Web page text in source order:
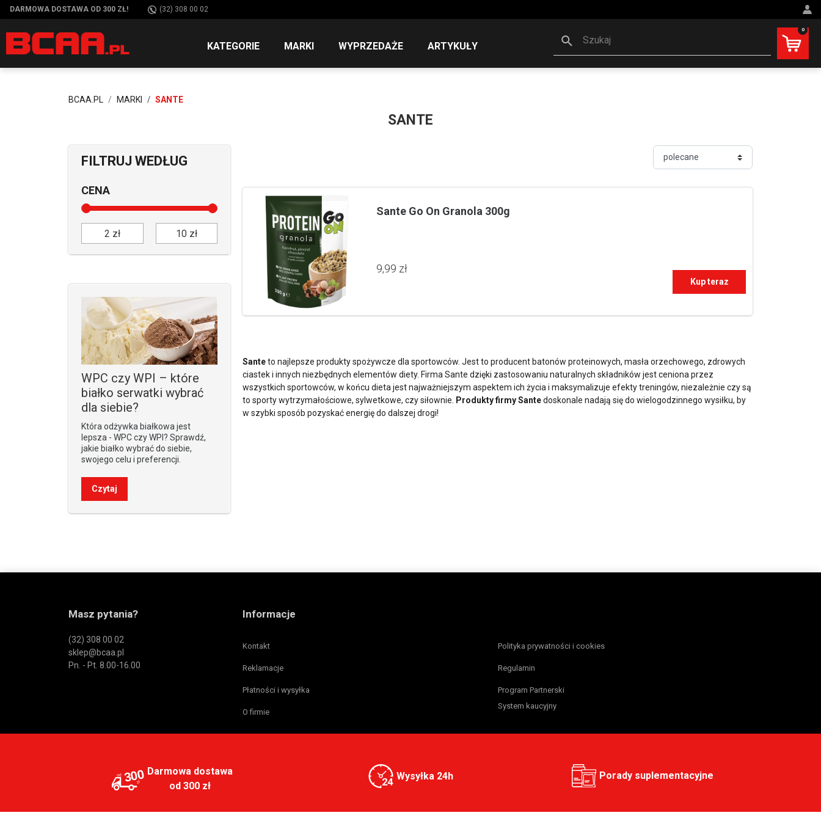
DARMOWA DOSTAWA OD 300 ZŁ! (32) 308 00 02
KATEGORIE MARKI WYPRZEDAŻE ARTYKUŁY
Szukaj
0
BCAA.PL MARKI SANTE
SANTE
FILTRUJ WEDŁUG
CENA
WPC czy WPI – które
białko serwatki wybrać
dla siebie?
Która odżywka białkowa jest
lepsza - WPC czy WPI? Sprawdź,
jakie białko wybrać do siebie,
swojego celu i preferencji.
Czytaj
Sante Go On Granola 300g
9,99 zł
Kup teraz
Santeto najlepsze produkty spożywcze dla sportowców. Jest to producent batonów proteinowych, masła orzechowego, zdrowych
ciastek i innych niezbędnych elementów diety. Firma Sante dzięki zastosowaniu naturalnych składników jest ceniona przez
wszystkich sportowców, w końcu dieta jest najważniejszym aspektem ich życia i maksymalizuje efekty treningów, niezależnie czy są
to sporty wytrzymałościowe, sylwetkowe, czy siłownie. Produkty firmy Santedoskonale nadają się do wielogodzinnego wysiłku, by
w szybki sposób pozyskać energię do dalszej drogi!
Masz pytania?
(32) 308 00 02
sklep@bcaa.pl
Pn. - Pt. 8.00-16.00
Informacje
Kontakt Polityka prywatności i cookies
Reklamacje Regulamin
Płatności i wysyłka Program Partnerski
O firmie
System kaucyjny
300 Darmowa dostawa
od 300 zł
Wysyłka 24h Porady suplementacyjne